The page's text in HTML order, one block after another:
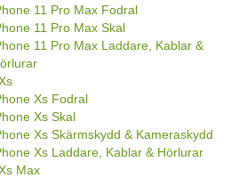
11 Pro Max Fodral
11 Pro Max Skal
11 Pro Max Laddare, Kablar &
Xs Fodral
Xs Skal
Xs Skärmskydd & Kameraskydd
Xs Laddare, Kablar & Hörlurar
Max